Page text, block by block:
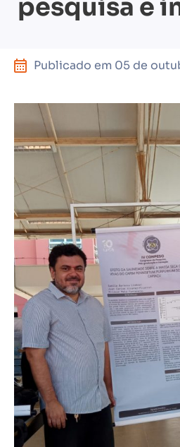
pesquisa e
Publicado em 05 de